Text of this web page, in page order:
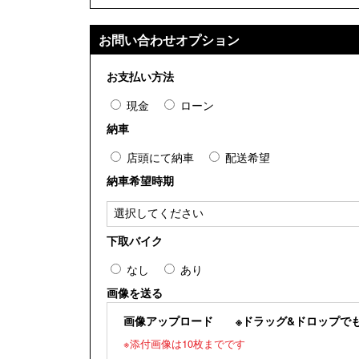
お問い合わせオプション
お支払い方法
現金
ローン
納車
店頭にて納車
配送希望
納車希望時期
下取バイク
なし
あり
画像を送る
画像アップロード ※ドラッグ&ドロップで
※添付画像は10枚までです